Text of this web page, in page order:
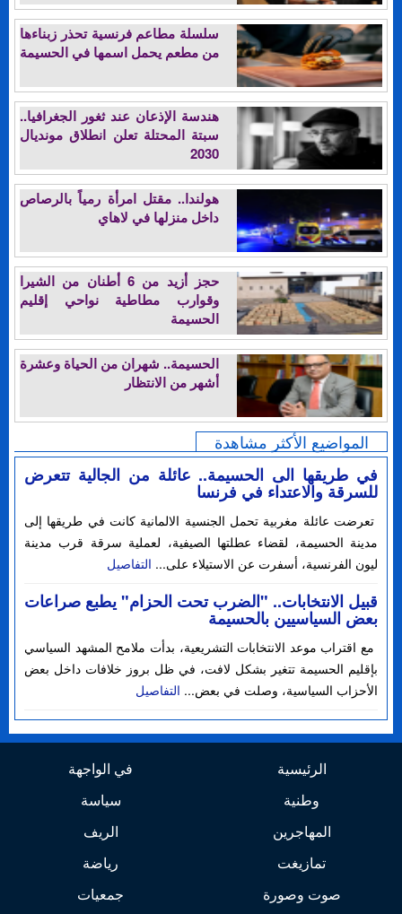
سلسلة مطاعم فرنسية تحذر زبناءها
من مطعم يحمل اسمها في الحسيمة
هندسة الإذعان عند ثغور الجغرافيا..
سبتة المحتلة تعلن انطلاق مونديال
2030
هولندا.. مقتل امرأة رمياً بالرصاص
داخل منزلها في لاهاي
حجز أزيد من 6 أطنان من الشيرا
وقوارب مطاطية نواحي إقليم
الحسيمة
الحسيمة.. شهران من الحياة وعشرة
أشهر من الانتظار
المواضيع الأكثر مشاهدة
في طريقها الى الحسيمة.. عائلة من الجالية تتعرض
للسرقة والاعتداء في فرنسا
تعرضت عائلة مغربية تحمل الجنسية الالمانية كانت في طريقها إلى
مدينة الحسيمة، لقضاء عطلتها الصيفية، لعملية سرقة قرب مدينة
ليون الفرنسية، أسفرت عن الاستيلاء على... التفاصيل
قبيل الانتخابات.. "الضرب تحت الحزام" يطبع صراعات
بعض السياسيين بالحسيمة
مع اقتراب موعد الانتخابات التشريعية، بدأت ملامح المشهد السياسي
بإقليم الحسيمة تتغير بشكل لافت، في ظل بروز خلافات داخل بعض
الأحزاب السياسية، وصلت في بعض... التفاصيل
في الواجهة
الرئيسية
سياسة
وطنية
الريف
المهاجرين
رياضة
تمازيغت
جمعيات
صوت وصورة